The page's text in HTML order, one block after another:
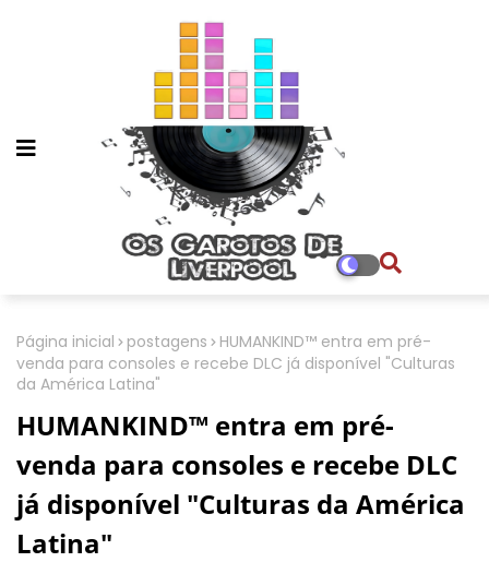
Página inicial postagens
HUMANKIND™ entra em pré-
venda para consoles e recebe DLC já disponível "Culturas
da América Latina"
HUMANKIND™ entra em pré-
venda para consoles e recebe DLC
já disponível "Culturas da América
Latina"